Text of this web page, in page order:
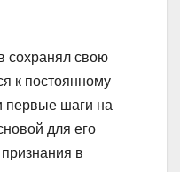
сохранял свою
к постоянному
первые шаги на
для его
в